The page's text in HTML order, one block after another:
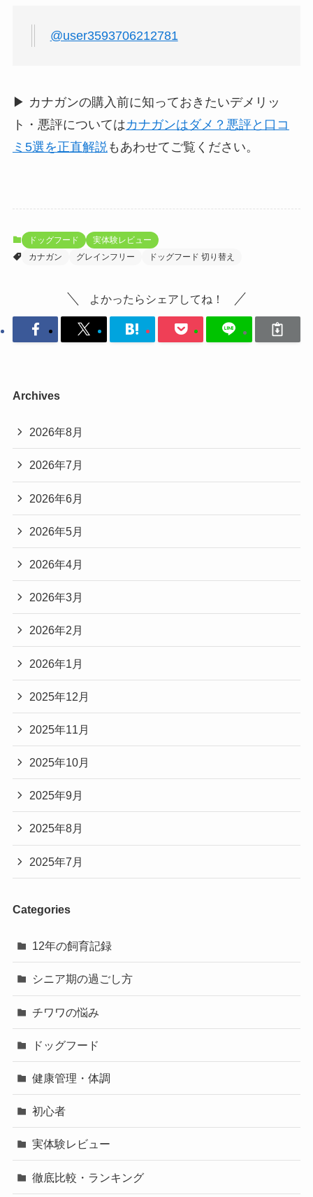
@user3593706212781
▶ カナガンの購入前に知っておきたいデメリッ
ト・悪評についてはカナガンはダメ？悪評と口コ
ミ5選を正直解説もあわせてご覧ください。
ドッグフード
実体験レビュー
カナガン
グレインフリー ドッグフード 切り替え
よかったらシェアしてね！
Archives
2026年8月
2026年7月
2026年6月
2026年5月
2026年4月
2026年3月
2026年2月
2026年1月
2025年12月
2025年11月
2025年10月
2025年9月
2025年8月
2025年7月
Categories
12年の飼育記録
シニア期の過ごし方
チワワの悩み
ドッグフード
健康管理・体調
初心者
実体験レビュー
徹底比較・ランキング